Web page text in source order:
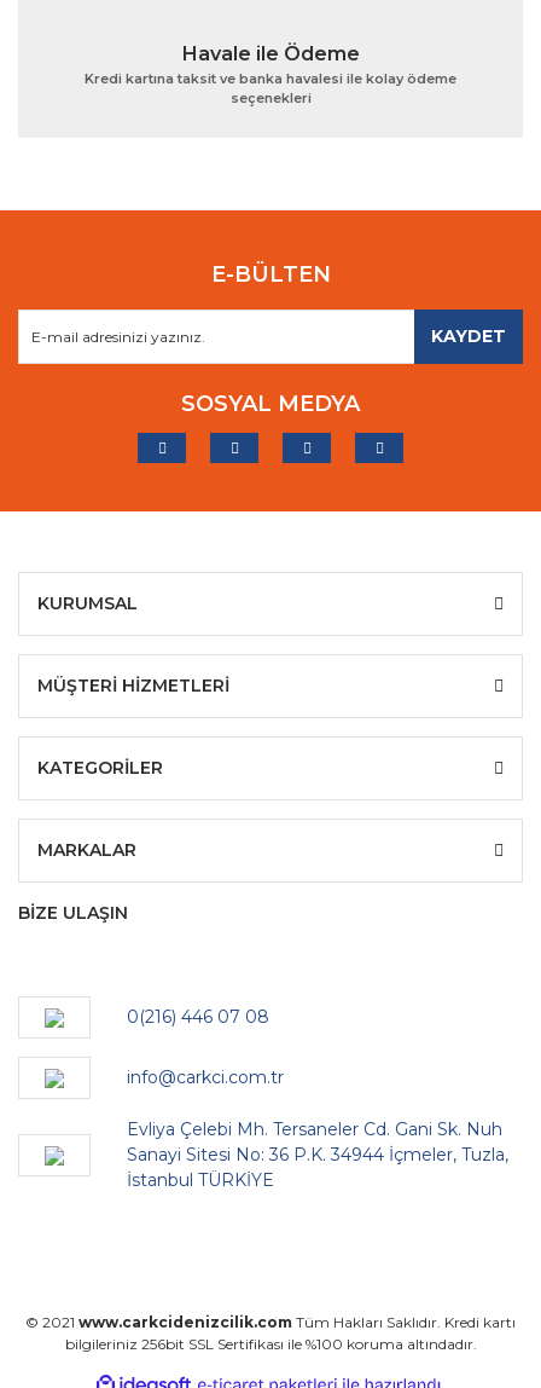
Havale ile Ödeme
Kredi kartına taksit ve banka havalesi ile kolay ödeme
seçenekleri
E-BÜLTEN
KAYDET
SOSYAL MEDYA
KURUMSAL
MÜŞTERİ HİZMETLERİ
KATEGORİLER
MARKALAR
BİZE ULAŞIN
0(216) 446 07 08
info@carkci.com.tr
Evliya Çelebi Mh. Tersaneler Cd. Gani Sk. Nuh
Sanayi Sitesi No: 36 P.K. 34944 İçmeler, Tuzla,
İstanbul TÜRKİYE
© 2021 www.carkcidenizcilik.com Tüm Hakları Saklıdır. Kredi kartı
bilgileriniz 256bit SSL Sertifikası ile %100 koruma altındadır.